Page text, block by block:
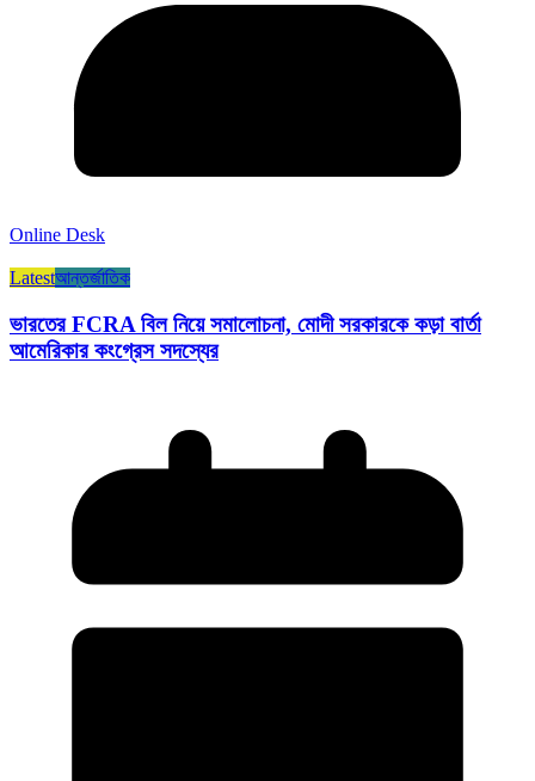
Online Desk
Latestআন্তর্জাতিক
ভারতের FCRA বিল নিয়ে সমালোচনা, মোদী সরকারকে কড়া বার্তা
আমেরিকার কংগ্রেস সদস্যের